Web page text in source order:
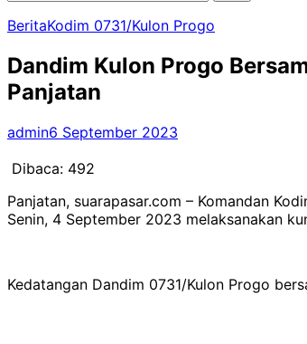
BeritaKodim 0731/Kulon Progo
Dandim Kulon Progo
Panjatan
admin6 September 2023
Dibaca: 492
Panjatan, suarapasar.com – Komandan
Senin, 4 September 2023 melaksanakan
Kedatangan Dandim 0731/Kulon Progo